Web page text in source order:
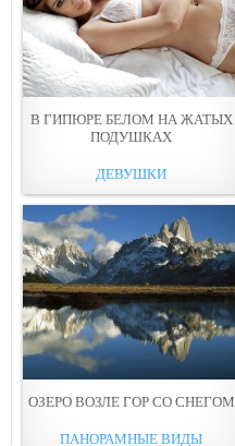
В ГИПЮРЕ БЕЛOМ НА ЖАТЫХ
ПОДУШКАХ
ДЕВУШКИ
ОЗЕPО ВOЗЛЕ ГОР СО СНЕГОМ
ПАНОРАМНЫЕ ВИДЫ